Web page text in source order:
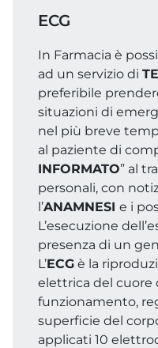
ECG
In Farmacia è
ad un servizio di
preferibile
situazioni di
nel più breve
al paziente di
INFORMATO” al
personali, con
l’ANAMNESI e i
L’esecuzione
presenza di un
L’ECG è la
elettrica del cuore
funzionamento,
superficie del
applicati 10